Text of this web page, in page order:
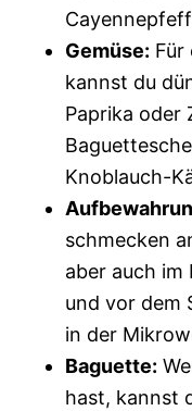
Gemüse: Für
kannst du
Paprika oder
Knoblauch-
schmecken
aber auch im
und vor dem
in der
Baguette:
hast, kannst